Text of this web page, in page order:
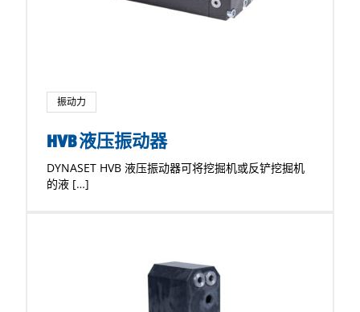
振动力
HVB 液压振动器
DYNASET HVB 液压振动器可将挖掘机或反铲挖掘机
的液 […]